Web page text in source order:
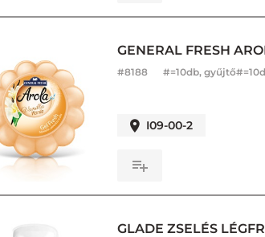
GENERAL FRESH
#8188 #=10db,
I09-00-2
GLADE ZSELÉS